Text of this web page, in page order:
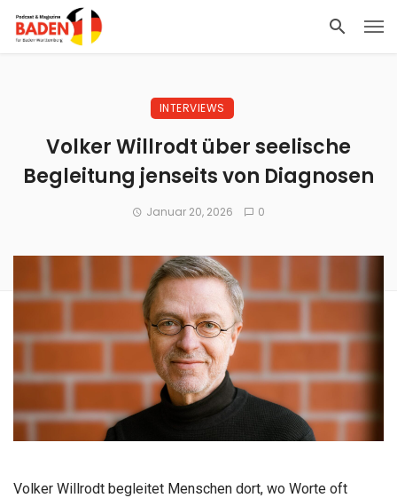
INTERVIEWS
Volker Willrodt über seelische
Begleitung jenseits von Diagnosen
Januar 20, 2026 0
Volker Willrodt begleitet Menschen dort, wo Worte oft